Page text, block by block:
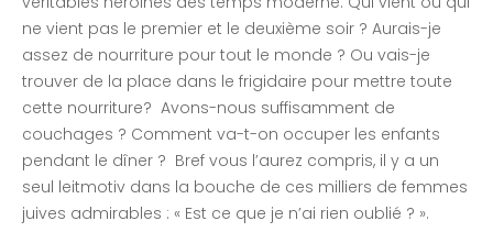
ne vient pas le premier et le deuxième soir ? Aurais-je
assez de nourriture pour tout le monde ? Ou vais-je
trouver de la place dans le frigidaire pour mettre toute
cette nourriture? Avons-nous suffisamment de
couchages ? Comment va-t-on occuper les enfants
pendant le dîner ? Bref vous l’aurez compris, il y a un
seul leitmotiv dans la bouche de ces milliers de femmes
juives admirables : « Est ce que je n’ai rien oublié ? ».